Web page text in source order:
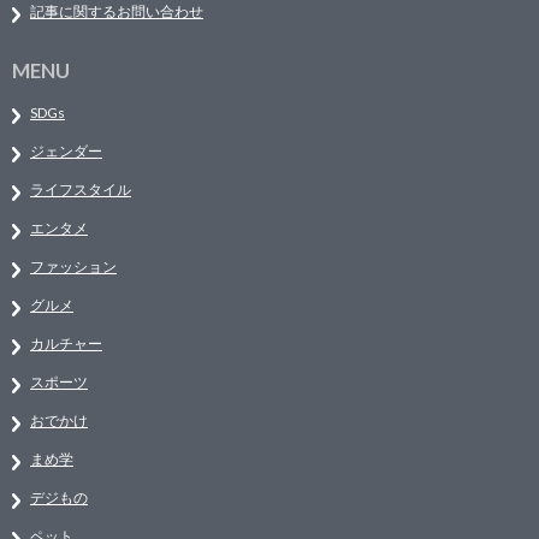
記事に関するお問い合わせ
MENU
SDGs
ジェンダー
ライフスタイル
エンタメ
ファッション
グルメ
カルチャー
スポーツ
おでかけ
まめ学
デジもの